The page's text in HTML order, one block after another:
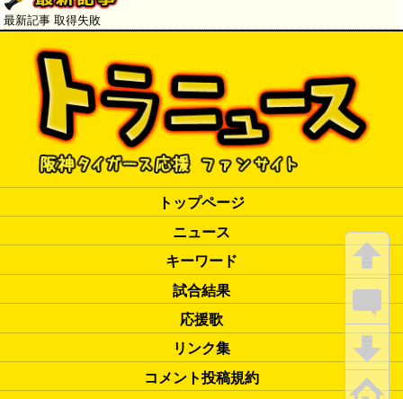
た」
最新記事 取得失敗
トップページ
ニュース
キーワード
試合結果
応援歌
リンク集
コメント投稿規約